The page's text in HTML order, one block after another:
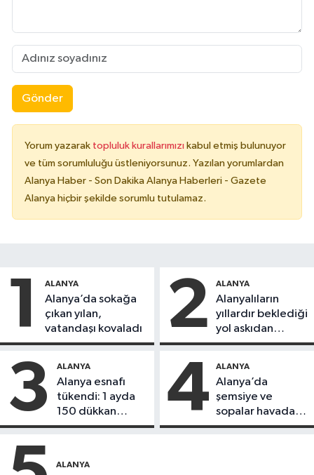
Gönder
Yorum yazarak topluluk kurallarımızı kabul etmiş bulunuyor
ve tüm sorumluluğu üstleniyorsunuz. Yazılan yorumlardan
Alanya Haber - Son Dakika Alanya Haberleri - Gazete
Alanya hiçbir şekilde sorumlu tutulamaz.
1 ALANYA
Alanya’da sokağa
çıkan yılan,
vatandaşı kovaladı
2 ALANYA
Alanyalıların
yıllardır beklediği
yol askıdan
döndü
3 ALANYA
Alanya esnafı
tükendi: 1 ayda
150 dükkan
kapandı
4 ALANYA
Alanya’da
şemsiye ve
sopalar havada
uçuştu
ALANYA